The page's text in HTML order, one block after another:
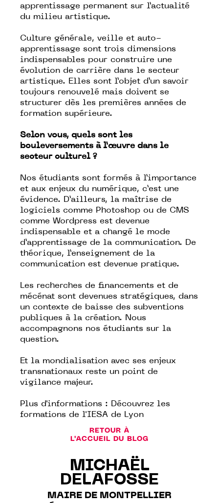
apprentissage permanent sur l’actualité
du milieu artistique.
Culture générale, veille et auto-
apprentissage sont trois dimensions
indispensables pour construire une
évolution de carrière dans le secteur
artistique. Elles sont l’objet d’un savoir
toujours renouvelé mais doivent se
structurer dès les premières années de
formation supérieure.
Selon vous, quels sont les
bouleversements à l’œuvre dans le
secteur culturel ?
Nos étudiants sont formés à l’importance
et aux enjeux du numérique, c’est une
évidence. D’ailleurs, la maîtrise de
logiciels comme Photoshop ou de CMS
comme Wordpress est devenue
indispensable et a changé le mode
d’apprentissage de la communication. De
théorique, l’enseignement de la
communication est devenue pratique.
Les recherches de financements et de
mécénat sont devenues stratégiques, dans
un contexte de baisse des subventions
publiques à la création. Nous
accompagnons nos étudiants sur la
question.
Et la mondialisation avec ses enjeux
transnationaux reste un point de
vigilance majeur.
Plus d'informations : Découvrez les
formations de l'IESA de Lyon
RETOUR À
L'ACCUEIL DU BLOG
MICHAËL
DELAFOSSE
MAIRE DE MONTPELLIER